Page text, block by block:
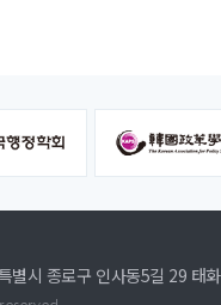
별시 종로구 인사동5길 29 태